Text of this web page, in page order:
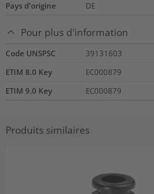
Pays d'origine DE
Pour plus d'information
Code UNSPSC
39131603
ETIM 8.0 Key
EC000879
ETIM 9.0 Key
EC000879
Produits similaires